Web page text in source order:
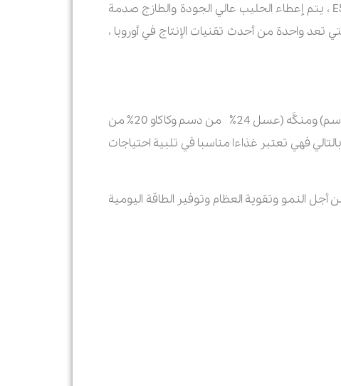
الكريمة ، وهي أحد منتجات الألبان الأكثر شعبية بين الناس ، مصنوعة من دهون الحليب. لتحضير کریمة ESL ، يتم إعطاء الحليب عالي الجودة والطازج صدمة
تعد واحدة من أحدث تقنيات الإنتاج في أوروبا ،
بدأت شركة رامك باستخدام التقنية الأوروبية الحدیثة ، في إنتاج کریمة ESL. التي تنتج على نوعين: عادي (30٪ دسم) ومنكَّه (عسل 24٪ من دسم وكاكاو 20٪ من
فهي تعتبر غذاءا مناسبا في تلبية احتياجات
النمو وتقوية العظام وتوفير الطاقة اليومية